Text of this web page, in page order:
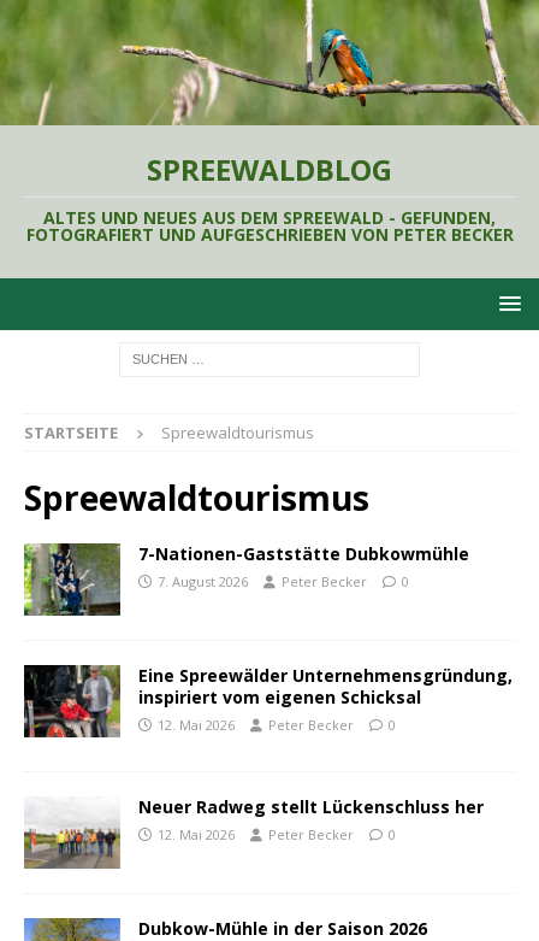
SPREEWALDBLOG
ALTES UND NEUES AUS DEM SPREEWALD - GEFUNDEN,
FOTOGRAFIERT UND AUFGESCHRIEBEN VON PETER BECKER
STARTSEITE Spreewaldtourismus
Spreewaldtourismus
7-Nationen-Gaststätte Dubkowmühle
7. August 2026 Peter Becker 0
Eine Spreewälder Unternehmensgründung,
inspiriert vom eigenen Schicksal
12. Mai 2026 Peter Becker 0
Neuer Radweg stellt Lückenschluss her
12. Mai 2026 Peter Becker 0
Dubkow-Mühle in der Saison 2026